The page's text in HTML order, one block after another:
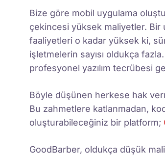
Bize göre mobil uygulama
çekincesi yüksek maliyetler. Bir
faaliyetleri o kadar yüksek ki,
işletmelerin sayısı oldukça
profesyonel yazılım tecrübesi
Böyle düşünen herkese hak
Bu zahmetlere katlanmadan,
oluşturabileceğiniz bir platform;
GoodBarber, oldukça düşük